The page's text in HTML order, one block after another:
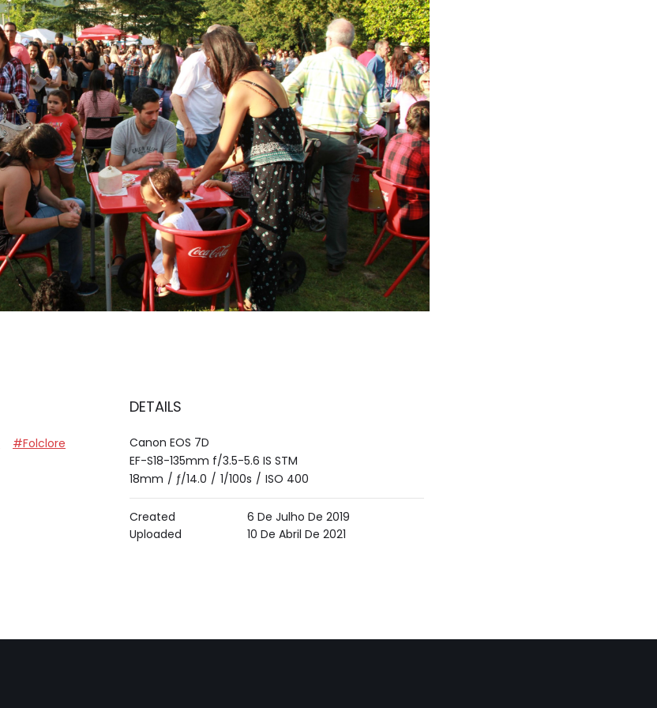
#Folclore
DETAILS
Canon EOS 7D
EF-S18-135mm f/3.5-5.6 IS STM
18mm / ƒ/14.0 / 1/100s / ISO 400
Created
6 De Julho De 2019
Uploaded
10 De Abril De 2021